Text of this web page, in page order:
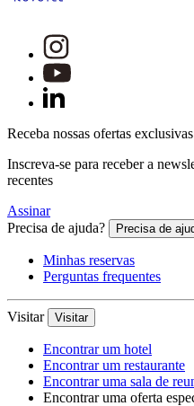
Receba nossas ofertas exclusivas
Inscreva-se para receber a
recentes
Assinar
Precisa de ajuda?
Precisa de
Minhas reservas
Perguntas frequentes
Visitar Visitar
Encontrar um hotel
Encontrar um restaurante
Encontrar uma sala de
Encontrar uma oferta